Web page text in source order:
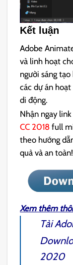
Kết luận
Adobe
và linh hoạt
người sáng
các dự án
di động.
Nhận ngay
CC 2018 full
theo hướng
quả và an toàn!
Xem thêm
Tải
2020